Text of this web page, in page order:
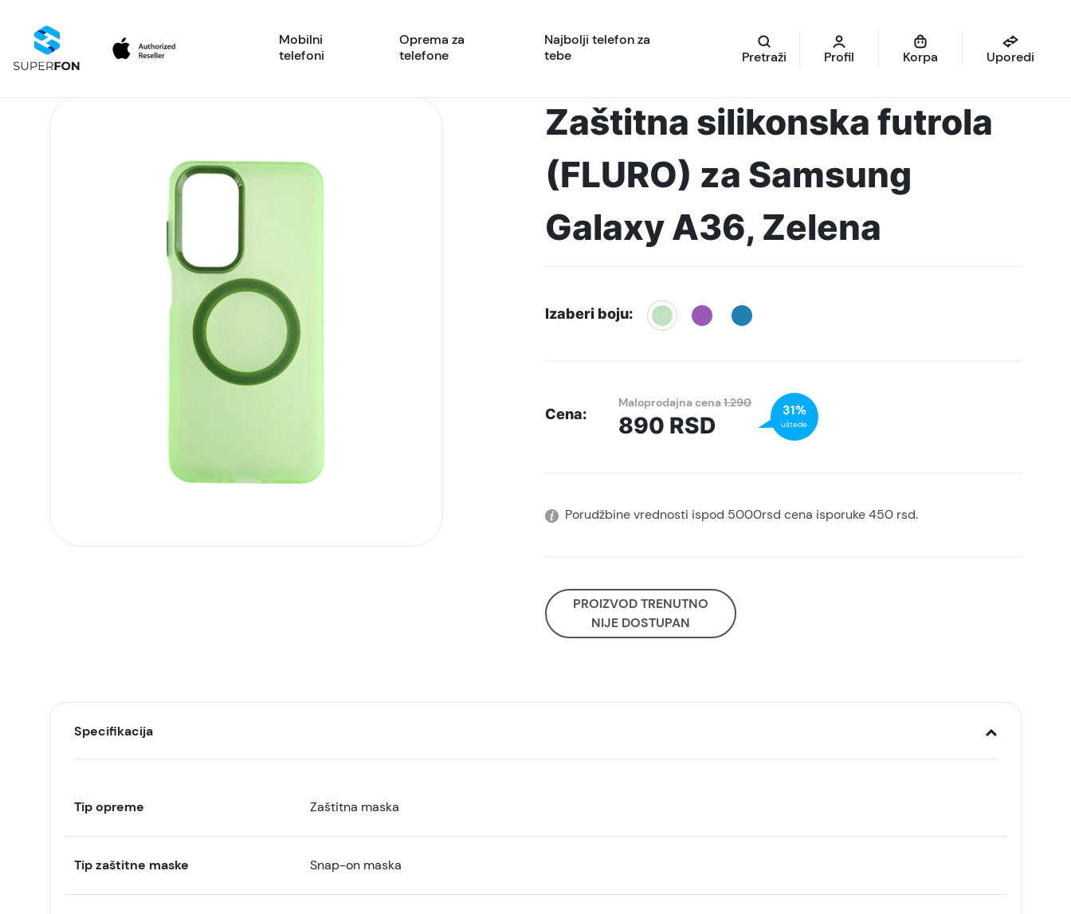
Mobilni
telefoni
Oprema za
telefone
Najbolji telefon za
tebe
Pretraži Profil Korpa Uporedi
Zaštitna silikonska futrola
(FLURO) za Samsung
Galaxy A36, Zelena
Izaberi boju:
Cena:
Maloprodajna cena1.290
890 RSD
31%
uštede
Porudžbine vrednosti ispod 5000rsd cena isporuke 450 rsd.
PROIZVOD TRENUTNO
NIJE DOSTUPAN
Specifikacija
Tip opreme Zaštitna maska
Tip zaštitne maske Snap-on maska